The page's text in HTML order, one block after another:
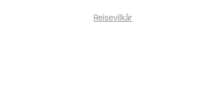
Reisevilkår